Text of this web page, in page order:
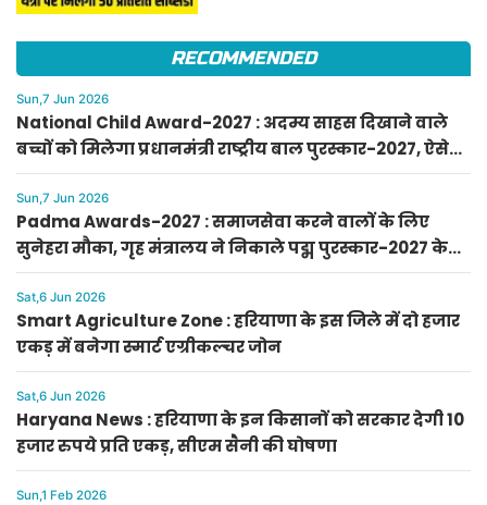
RECOMMENDED
Sun,7 Jun 2026
National Child Award-2027 : अदम्य साहस दिखाने वाले
बच्चों को मिलेगा प्रधानमंत्री राष्ट्रीय बाल पुरस्कार-2027, ऐसे
करें आवेदन
Sun,7 Jun 2026
Padma Awards-2027 : समाजसेवा करने वालों के लिए
सुनेहरा मौका, गृह मंत्रालय ने निकाले पद्म पुरस्कार-2027 के
लिए आवेदन
Sat,6 Jun 2026
Smart Agriculture Zone : हरियाणा के इस जिले में दो हजार
एकड़ में बनेगा स्मार्ट एग्रीकल्चर जोन
Sat,6 Jun 2026
Haryana News : हरियाणा के इन किसानों को सरकार देगी 10
हजार रुपये प्रति एकड़, सीएम सैनी की घोषणा
Sun,1 Feb 2026